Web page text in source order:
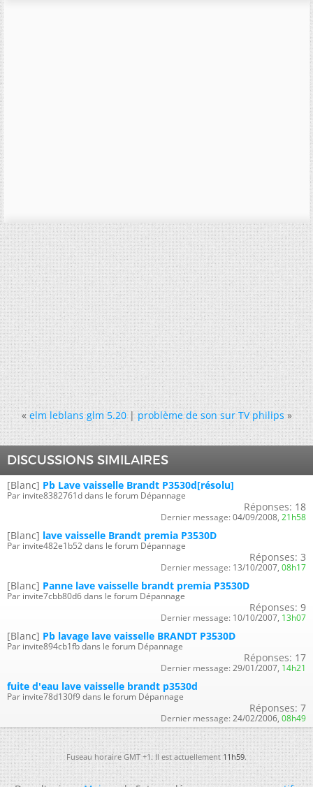
« elm leblans glm 5.20|problème de son sur TV philips »
DISCUSSIONS SIMILAIRES
[Blanc] Pb Lave vaisselle Brandt P3530d[résolu]
Par invite8382761d dans le forum Dépannage
Réponses: 18
Dernier message: 04/09/2008, 21h58
[Blanc] lave vaisselle Brandt premia P3530D
Par invite482e1b52 dans le forum Dépannage
Réponses: 3
Dernier message: 13/10/2007, 08h17
[Blanc] Panne lave vaisselle brandt premia P3530D
Par invite7cbb80d6 dans le forum Dépannage
Réponses: 9
Dernier message: 10/10/2007, 13h07
[Blanc] Pb lavage lave vaisselle BRANDT P3530D
Par invite894cb1fb dans le forum Dépannage
Réponses: 17
Dernier message: 29/01/2007, 14h21
fuite d'eau lave vaisselle brandt p3530d
Par invite78d130f9 dans le forum Dépannage
Réponses: 7
Dernier message: 24/02/2006, 08h49
Fuseau horaire GMT +1. Il est actuellement11h59.